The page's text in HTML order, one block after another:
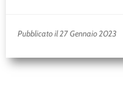
Pubblicato il 27 Gennaio 2023